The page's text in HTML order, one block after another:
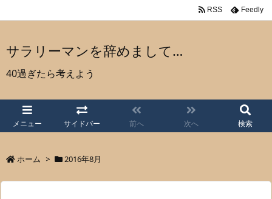
サラリーマンを辞めまして…
40過ぎたら考えよう
メニュー サイドバー 前へ 次へ 検索
RSS Feedly
ホーム > 2016年8月